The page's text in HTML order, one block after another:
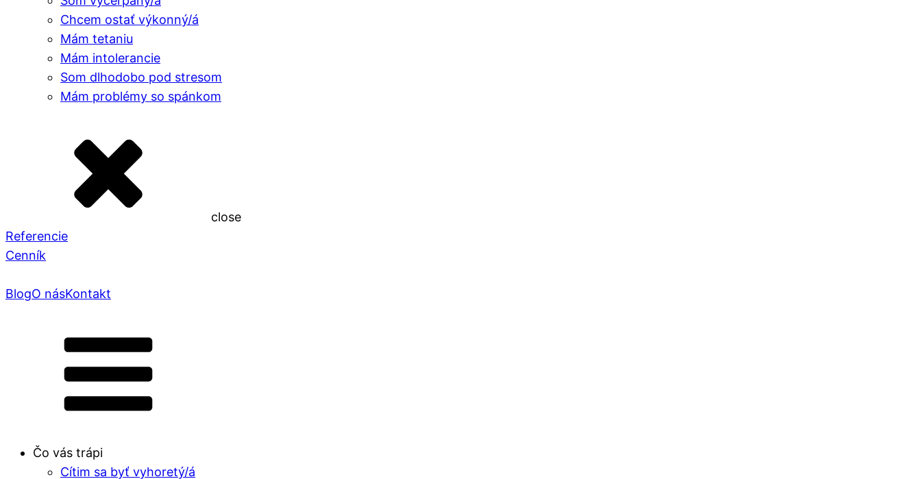
Chcem ostať výkonný/á
Mám tetaniu
Mám intolerancie
Som dlhodobo pod stresom
Mám problémy so spánkom
close
Referencie
Cenník
BlogO násKontakt
Čo vás trápi
Cítim sa byť vyhoretý/á